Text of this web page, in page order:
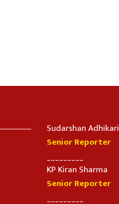
Sudarshan Adhikari
Senior Reporter
KP Kiran Sharma
Senior Reporter